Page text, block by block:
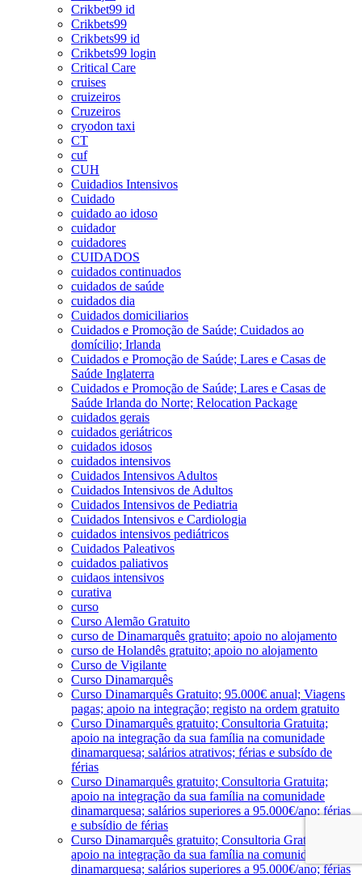
Crikbet99 id
Crikbets99
Crikbets99 id
Crikbets99 login
Critical Care
cruises
cruizeiros
Cruzeiros
cryodon taxi
CT
cuf
CUH
Cuidadios Intensivos
Cuidado
cuidado ao idoso
cuidador
cuidadores
CUIDADOS
cuidados continuados
cuidados de saúde
cuidados dia
Cuidados domiciliarios
Cuidados e Promoção de Saúde; Cuidados ao
domícilio; Irlanda
Cuidados e Promoção de Saúde; Lares e Casas de
Saúde Inglaterra
Cuidados e Promoção de Saúde; Lares e Casas de
Saúde Irlanda do Norte; Relocation Package
cuidados gerais
cuidados geriátricos
cuidados idosos
cuidados intensivos
Cuidados Intensivos Adultos
Cuidados Intensivos de Adultos
Cuidados Intensivos de Pediatria
Cuidados Intensivos e Cardiologia
cuidados intensivos pediátricos
Cuidados Paleativos
cuidados paliativos
cuidaos intensivos
curativa
curso
Curso Alemão Gratuito
curso de Dinamarquês gratuito; apoio no alojamento
curso de Holandês gratuito; apoio no alojamento
Curso de Vigilante
Curso Dinamarquês
Curso Dinamarquês Gratuito; 95.000€ anual; Viagens
pagas; apoio na integração; registo na ordem gratuito
Curso Dinamarquês gratuito; Consultoria Gratuita;
apoio na integração da sua família na comunidade
dinamarquesa; salários atrativos; férias e subsído de
férias
Curso Dinamarquês gratuito; Consultoria Gratuita;
apoio na integração da sua família na comunidade
dinamarquesa; salários superiores a 95.000€/ano; férias
e subsídio de férias
Curso Dinamarquês gratuito; Consultoria Gratuita;
apoio na integração da sua família na comunidade
dinamarquesa; salários superiores a 95.000€/ano; férias